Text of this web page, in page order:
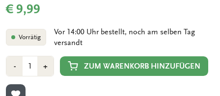
€ 9,99
Vorrätig
Vor 14:00 Uhr bestellt, noch am selben Tag
versandt
-Min
1
Anzahl
+Plus
1
ZUM WARENKORB HINZUFÜGEN